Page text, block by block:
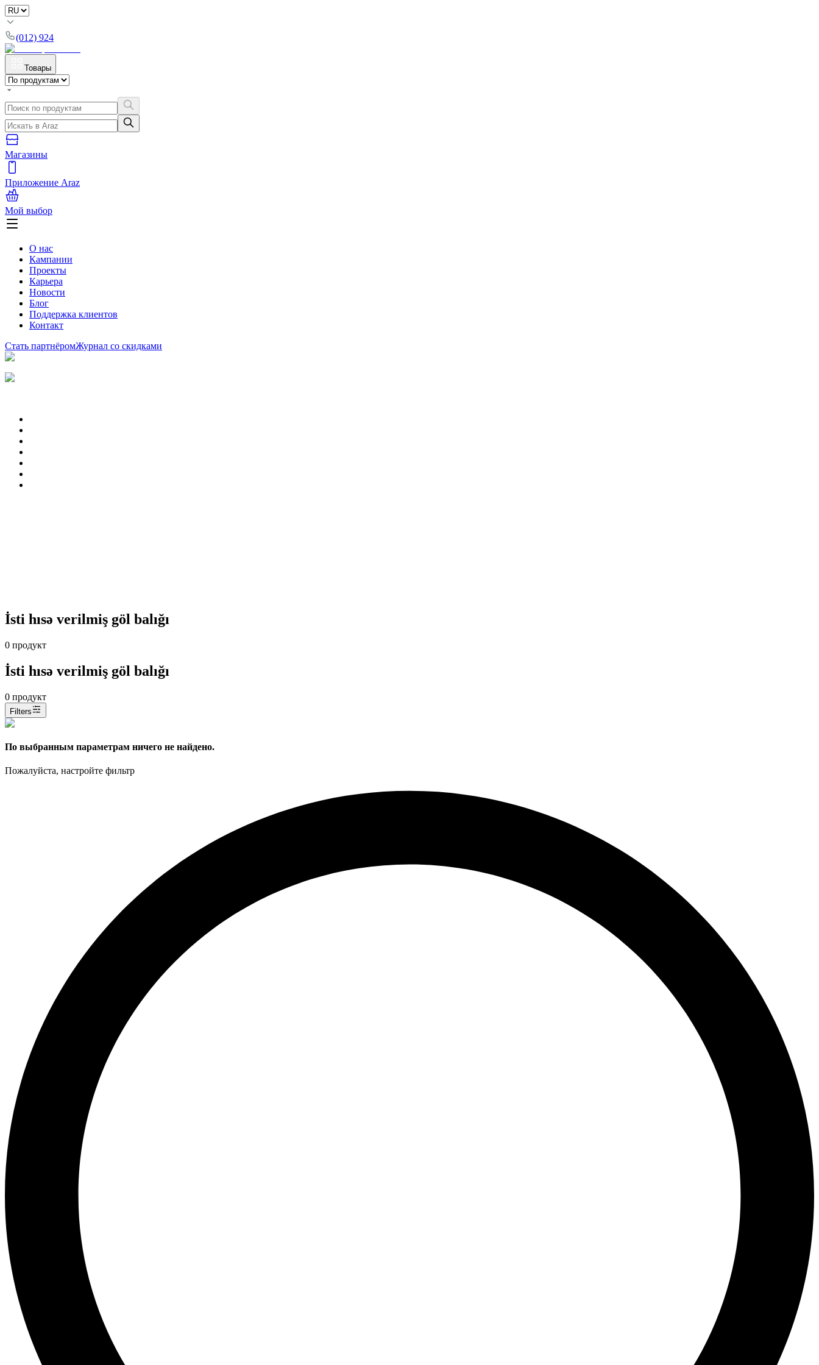
(012) 924
Товары
Магазины
Приложение Araz
Мой выбор
О нас
Кампании
Проекты
Карьера
Новости
Блог
Поддержка клиентов
Контакт
Стать партнёромЖурнал со скидками
İsti hısə verilmiş göl balığı
0 продукт
İsti hısə verilmiş göl balığı
0 продукт
Filters
По выбранным параметрам ничего не найдено.
Пожалуйста, настройте фильтр